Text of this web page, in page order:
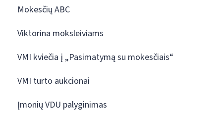
Mokesčių ABC
Viktorina moksleiviams
VMI kviečia į „Pasimatymą su mokesčiais“
VMI turto aukcionai
Įmonių VDU palyginimas